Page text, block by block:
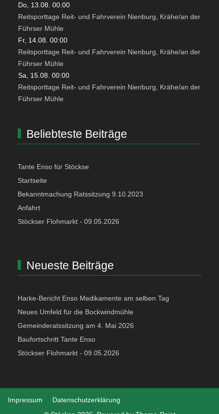
Do, 13.08. 00:00
Reitsporttage Reit- und Fahrverein Nienburg, Krähe/an der
Führser Mühle
Fr, 14.08. 00:00
Reitsporttage Reit- und Fahrverein Nienburg, Krähe/an der
Führser Mühle
Sa, 15.08. 00:00
Reitsporttage Reit- und Fahrverein Nienburg, Krähe/an der
Führser Mühle
Beliebteste Beiträge
Tante Enso für Stöckse
Startseite
Bekanntmachung Ratssitzung 9.10.2023
Anfahrt
Stöckser Flohmarkt - 09.05.2026
Neueste Beiträge
Harke-Bericht Enso Medikamente am selben Tag
Neues Umfeld für die Bockwindmühle
Gemeinderatssitzung am 4. Mai 2026
Baufortschritt Tante Enso
Stöckser Flohmarkt - 09.05.2026
Impressum
Datenschutzerklärung